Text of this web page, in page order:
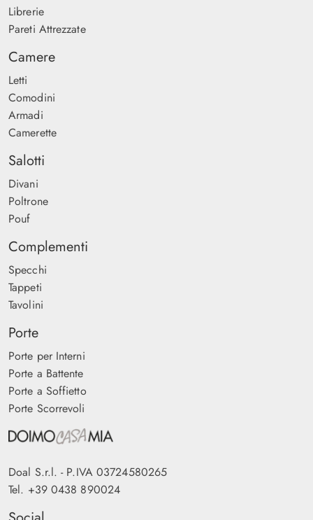
Librerie
Pareti Attrezzate
Camere
Letti
Comodini
Armadi
Camerette
Salotti
Divani
Poltrone
Pouf
Complementi
Specchi
Tappeti
Tavolini
Porte
Porte per Interni
Porte a Battente
Porte a Soffietto
Porte Scorrevoli
Doal S.r.l. - P.IVA 03724580265
Tel. +39 0438 890024